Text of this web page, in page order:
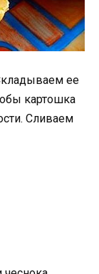
ее
картошка
Сливаем